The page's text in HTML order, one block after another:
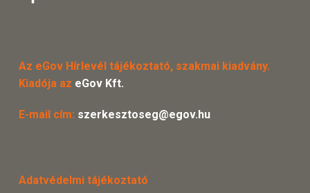
Az eGov Hírlevél tájékoztató, szakmai kiadvány.
Kiadója az eGov Kft.
E-mail cím: szerkesztoseg@egov.hu
Adatvédelmi tájékoztató